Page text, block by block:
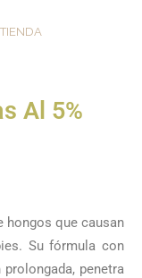
TIENDA
Al 5%
hongos que causan
Su fórmula con
penetra